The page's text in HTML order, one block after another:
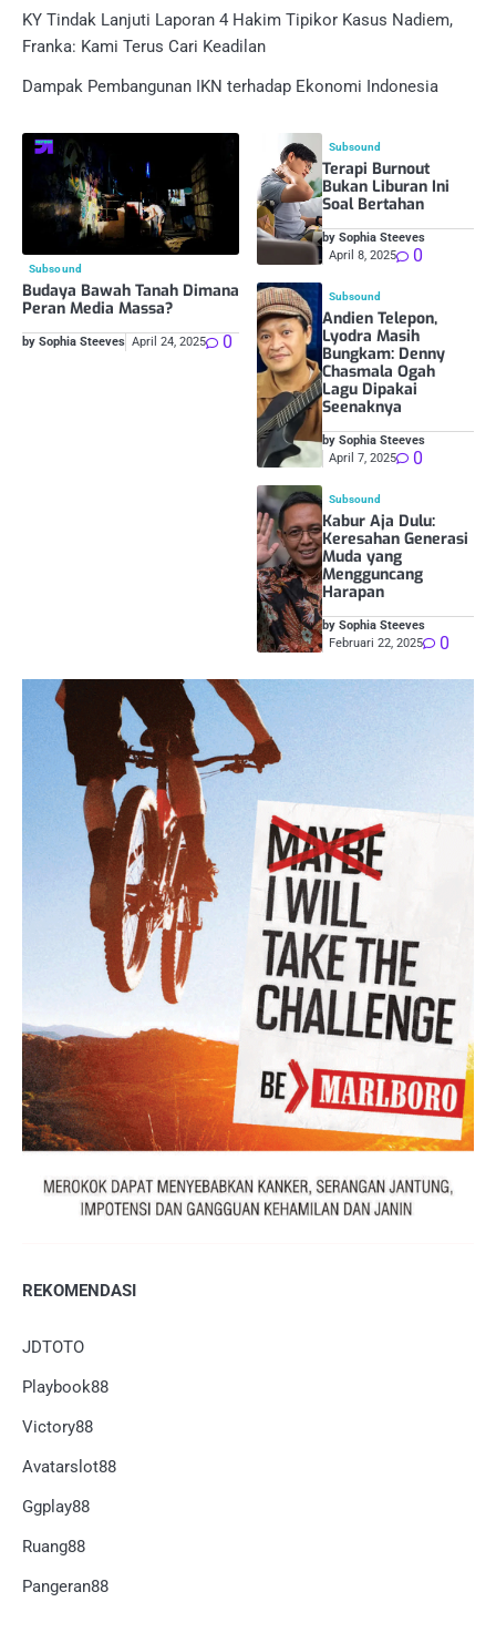
KY Tindak Lanjuti Laporan 4 Hakim Tipikor Kasus Nadiem,
Franka: Kami Terus Cari Keadilan
Dampak Pembangunan IKN terhadap Ekonomi Indonesia
Subsound
Budaya Bawah Tanah Dimana
Peran Media Massa?
by Sophia Steeves April 24, 2025 0
Subsound
Terapi Burnout
Bukan Liburan Ini
Soal Bertahan
by Sophia Steeves
April 8, 2025
0
Subsound
Andien Telepon,
Lyodra Masih
Bungkam: Denny
Chasmala Ogah
Lagu Dipakai
Seenaknya
by Sophia Steeves
April 7, 2025
0
Subsound
Kabur Aja Dulu:
Keresahan Generasi
Muda yang
Mengguncang
Harapan
by Sophia Steeves
Februari 22, 2025
0
REKOMENDASI
JDTOTO
Playbook88
Victory88
Avatarslot88
Ggplay88
Ruang88
Pangeran88